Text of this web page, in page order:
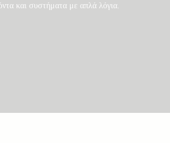
και συστήματα με απλά λόγια.